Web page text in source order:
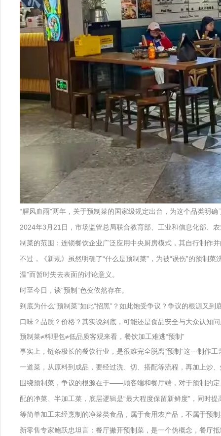
“腥风血雨”两年，关于预制菜的国家级规定出台，为这个品类明确
2024年3月21日，市场监管总局联合教育部、工业和信息化部、
制菜的范围：连锁餐饮企业广泛应用中央厨房模式，其自行制作
不过，《新规》虽然明确了“什么是预制菜”，为被“误伤”的预制
温”而暂时失去表面的讨论意义。
时至今日，谈“预制”色变依然存在。
到底为什么“预制菜”如此“招黑”？如此饱受争议？争议的根源又到
口味？品质？价格？其实说到底，可能还是食品安全与大众认知
预制菜≠料理包≠低品质客观来看，餐饮加工难逃“预制”
事实上，链条极长的餐饮行业，是很难完全脱离“预制”这一制作工
一道菜，从原料到成品，要经过洗、切、搭配等流程，再加上炒
围绕预制菜，争议的根源在于——顾客端和餐厅端，对于预制的定
配的净菜、半加工菜，底层逻辑是“最大程度保留新鲜度”，同时
等简单加工未经烹制的净菜类食品，属于食用农产品，不属于预
新零售专家鲍跃忠坦言：餐厅撇开预制菜，是一个伪概念，餐厅